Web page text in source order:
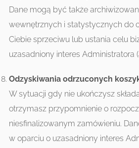
Dane mogą być także
wewnętrznych i statystycznych do
Ciebie sprzeciwu lub ustania celu
uzasadniony interes Administratora
Odzyskiwania odrzuconych
W sytuacji gdy nie ukończysz
otrzymasz przypomnienie o
niesfinalizowanym zamówieniu.
w oparciu o uzasadniony interes